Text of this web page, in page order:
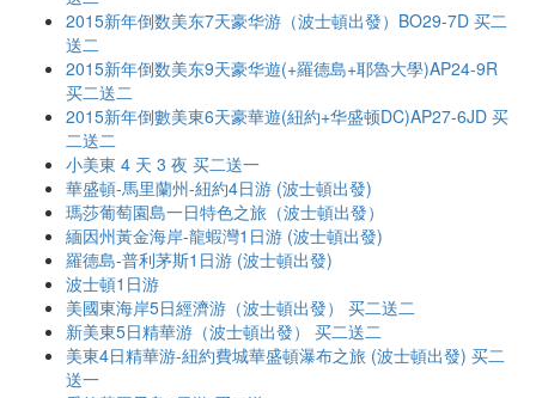
2015新年倒数美东7天豪华游（波士頓出發）BO29-7D 买二
送二
2015新年倒数美东9天豪华遊(+羅德島+耶魯大學)AP24-9R
买二送二
2015新年倒數美東6天豪華遊(紐約+华盛顿DC)AP27-6JD 买
二送二
小美東 4 天 3 夜 买二送一
華盛頓-馬里蘭州-紐約4日游 (波士頓出發)
瑪莎葡萄園島一日特色之旅（波士頓出發）
緬因州黃金海岸-龍蝦灣1日游 (波士頓出發)
羅德島-普利茅斯1日游 (波士頓出發)
波士頓1日游
美國東海岸5日經濟游（波士頓出發） 买二送二
新美東5日精華游（波士頓出發） 买二送二
美東4日精華游-紐約費城華盛頓瀑布之旅 (波士頓出發) 买二
送一